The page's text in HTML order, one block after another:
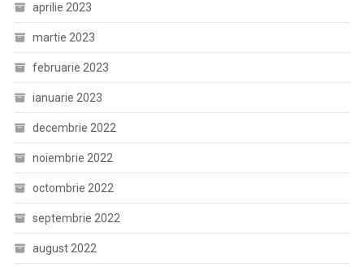
aprilie 2023
martie 2023
februarie 2023
ianuarie 2023
decembrie 2022
noiembrie 2022
octombrie 2022
septembrie 2022
august 2022